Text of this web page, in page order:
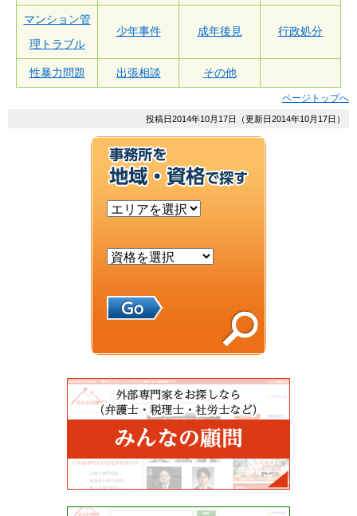
マンション管
理トラブル
少年事件 成年後見 行政処分
性暴力問題 出張相談 その他
ページトップへ
投稿日2014年10月17日（更新日2014年10月17日）